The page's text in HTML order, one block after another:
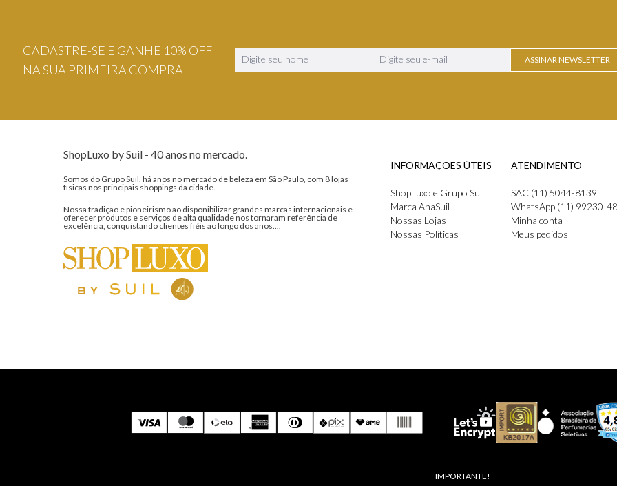
CADASTRE-SE E GANHE 10% OFF
NA SUA PRIMEIRA COMPRA
ASSINAR NEWSLETTER
ShopLuxo by Suil - 40 anos no mercado.
Somos do Grupo Suil, há anos no mercado de beleza em São Paulo, com 8 lojas
físicas nos principais shoppings da cidade.
Nossa tradição e pioneirismo ao disponibilizar grandes marcas internacionais e
oferecer produtos e serviços de alta qualidade nos tornaram referência de
excelência, conquistando clientes fiéis ao longo dos anos....
INFORMAÇÕES ÚTEIS
ShopLuxo e Grupo Suil
Marca AnaSuil
Nossas Lojas
Nossas Políticas
ATENDIMENTO
SAC (11) 5044-8139
WhatsApp (11) 99230-
Minha conta
Meus pedidos
IMPORTANTE!